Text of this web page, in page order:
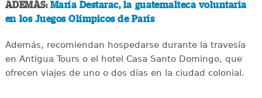
ADEMÁS: María Destarac, la guatemalteca voluntaria
en los Juegos Olímpicos de París
Además, recomiendan hospedarse durante la travesía
en Antigua Tours o el hotel Casa Santo Domingo, que
ofrecen viajes de uno o dos días en la ciudad colonial.